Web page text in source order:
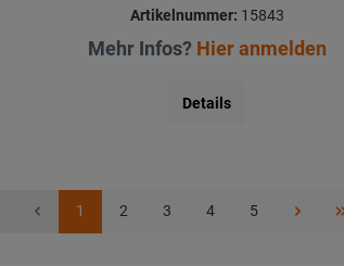
Artikelnummer: 15843
Mehr Infos? Hier anmelden
Details
1 2 3 4 5